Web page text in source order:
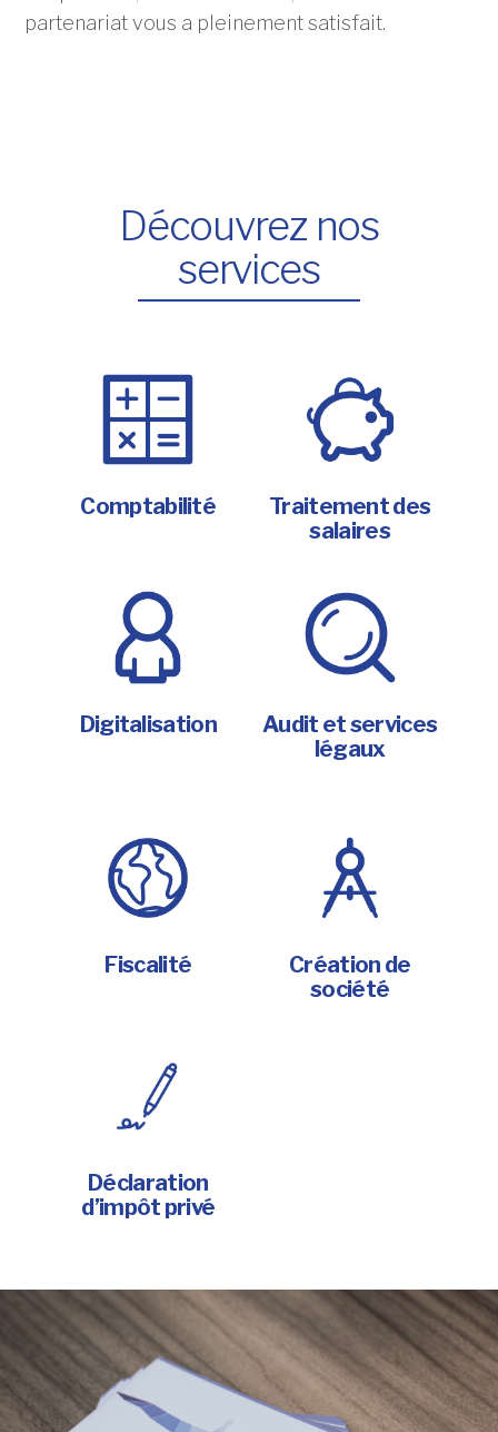
partenariat vous a pleinement satisfait.
Découvrez nos
services
Comptabilité
Traitement des
salaires
Digitalisation
Audit et services
légaux
Fiscalité
Création de
société
Déclaration
d’impôt privé